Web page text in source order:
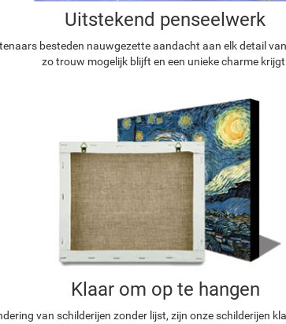
Uitstekend penseelwerk
besteden nauwgezette aandacht aan elk detail
zo trouw mogelijk blijft en een unieke charme
Klaar om op te hangen
van schilderijen zonder lijst, zijn onze schilderijen